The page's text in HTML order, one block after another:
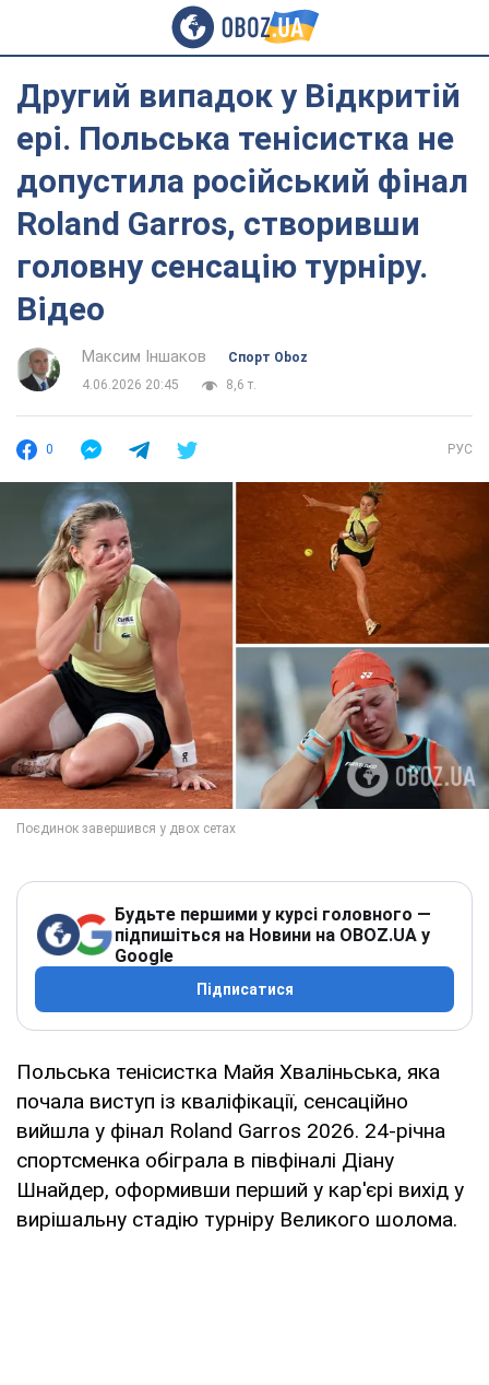
Другий випадок у Відкритій
ері. Польська тенісистка не
допустила російський фінал
Roland Garros, створивши
головну сенсацію турніру.
Відео
Максим Іншаков
Спорт Oboz
4.06.2026 20:45
8,6 т.
0 РУС
Будьте першими у курсі головного —
підпишіться на Новини на OBOZ.UA у
Google
Підписатися
Польська тенісистка Майя Хваліньська, яка
почала виступ із кваліфікації, сенсаційно
вийшла у фінал Roland Garros 2026. 24-річна
спортсменка обіграла в півфіналі Діану
Шнайдер, оформивши перший у кар'єрі вихід у
вирішальну стадію турніру Великого шолома.